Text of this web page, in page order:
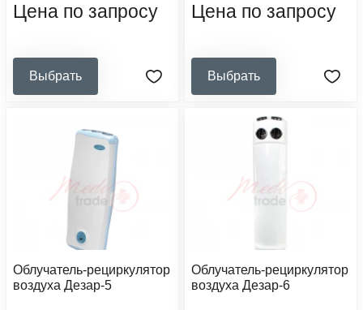
Цена по запросу
Выбрать
Цена по запросу
Выбрать
Облучатель-рециркулятор
воздуха Дезар-5
Облучатель-рециркулятор
воздуха Дезар-6